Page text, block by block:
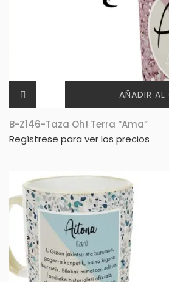
AÑADIR AL
B-Z146-Taza Oh! Terra “Ama”
Regístrese para ver los precios